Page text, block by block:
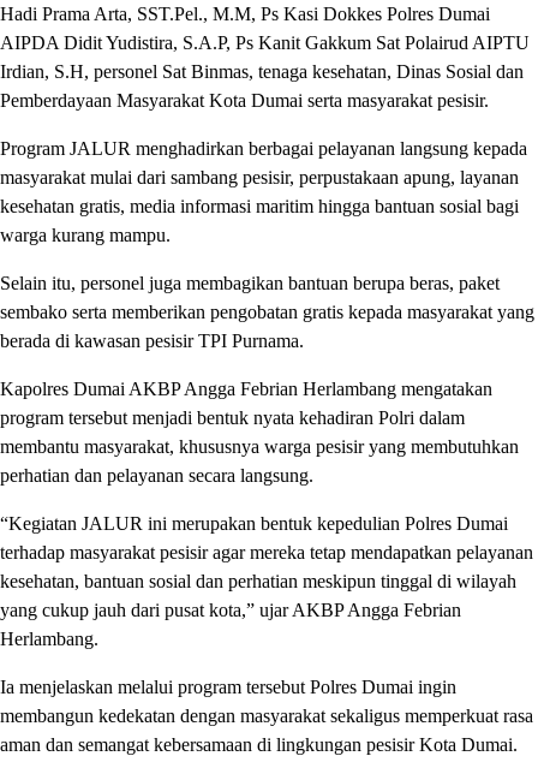
Hadi Prama Arta, SST.Pel., M.M, Ps Kasi Dokkes Polres Dumai
AIPDA Didit Yudistira, S.A.P, Ps Kanit Gakkum Sat Polairud AIPTU
Irdian, S.H, personel Sat Binmas, tenaga kesehatan, Dinas Sosial dan
Pemberdayaan Masyarakat Kota Dumai serta masyarakat pesisir.
Program JALUR menghadirkan berbagai pelayanan langsung kepada
masyarakat mulai dari sambang pesisir, perpustakaan apung, layanan
kesehatan gratis, media informasi maritim hingga bantuan sosial bagi
warga kurang mampu.
Selain itu, personel juga membagikan bantuan berupa beras, paket
sembako serta memberikan pengobatan gratis kepada masyarakat yang
berada di kawasan pesisir TPI Purnama.
Kapolres Dumai AKBP Angga Febrian Herlambang mengatakan
program tersebut menjadi bentuk nyata kehadiran Polri dalam
membantu masyarakat, khususnya warga pesisir yang membutuhkan
perhatian dan pelayanan secara langsung.
“Kegiatan JALUR ini merupakan bentuk kepedulian Polres Dumai
terhadap masyarakat pesisir agar mereka tetap mendapatkan pelayanan
kesehatan, bantuan sosial dan perhatian meskipun tinggal di wilayah
yang cukup jauh dari pusat kota,” ujar AKBP Angga Febrian
Herlambang.
Ia menjelaskan melalui program tersebut Polres Dumai ingin
membangun kedekatan dengan masyarakat sekaligus memperkuat rasa
aman dan semangat kebersamaan di lingkungan pesisir Kota Dumai.